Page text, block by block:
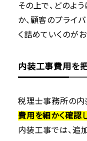
その上で、どのよ
か、顧客のプライ
く詰めていくのがお
内装工事費用を
税理士事務所の内
費用を細かく確認
内装工事では、追